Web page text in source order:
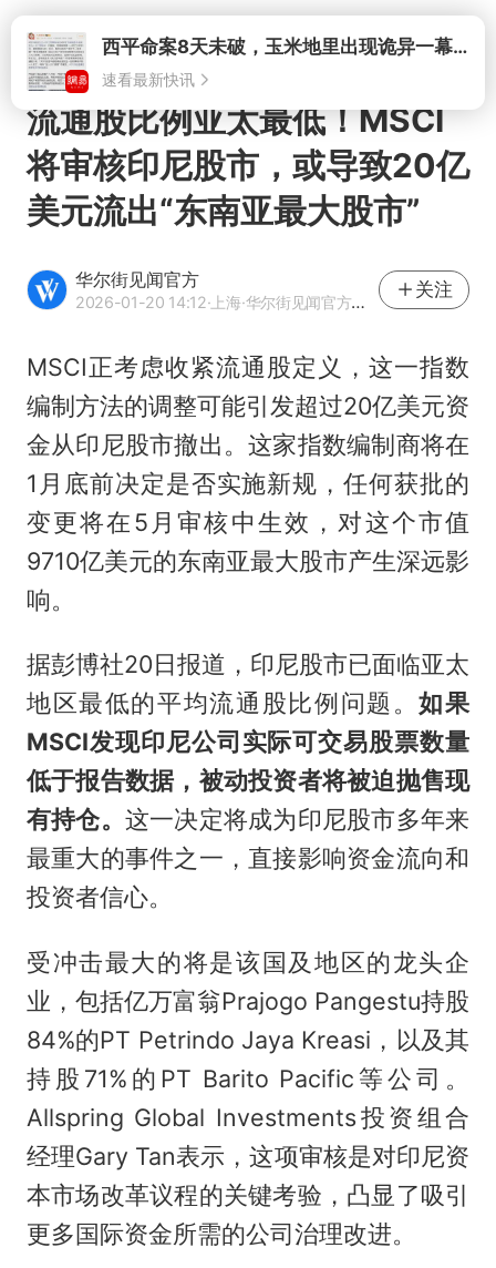
打开
流通股比例亚太最低！MSCI
将审核印尼股市，或导致20亿
美元流出“东南亚最大股市”
华尔街见闻官方
2026-01-20 14:12·上海·华尔街见闻官方网易号
关注
MSCI正考虑收紧流通股定义，这一指数
编制方法的调整可能引发超过20亿美元资
金从印尼股市撤出。这家指数编制商将在
1月底前决定是否实施新规，任何获批的
变更将在5月审核中生效，对这个市值
9710亿美元的东南亚最大股市产生深远影
响。
据彭博社20日报道，印尼股市已面临亚太
地区最低的平均流通股比例问题。如果
MSCI发现印尼公司实际可交易股票数量
低于报告数据，被动投资者将被迫抛售现
有持仓。 这一决定将成为印尼股市多年来
最重大的事件之一，直接影响资金流向和
投资者信心。
受冲击最大的将是该国及地区的龙头企
业，包括亿万富翁Prajogo Pangestu持股
84%的PT Petrindo Jaya Kreasi，以及其
持股71%的PT Barito Pacific等公司。
Allspring Global Investments投资组合
经理Gary Tan表示，这项审核是对印尼资
本市场改革议程的关键考验，凸显了吸引
更多国际资金所需的公司治理改进。